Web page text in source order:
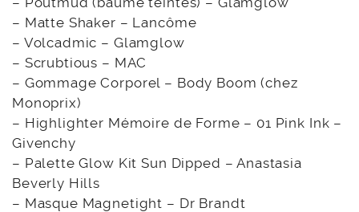
– Matte Shaker – Lancôme
– Volcadmic – Glamglow
– Scrubtious – MAC
– Gommage Corporel – Body Boom (chez
Monoprix)
– Highlighter Mémoire de Forme – 01 Pink Ink –
Givenchy
– Palette Glow Kit Sun Dipped – Anastasia
Beverly Hills
– Masque Magnetight – Dr Brandt